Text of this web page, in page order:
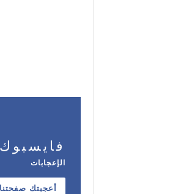
فايسبوك
الإعجابات
أعجبتك صفحتنا